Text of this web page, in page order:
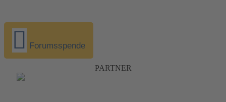
Forumsspende
PARTNER